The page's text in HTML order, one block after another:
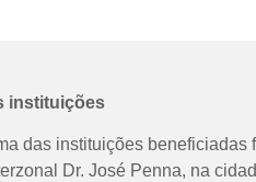
instituições
das instituições beneficiadas
Dr. José Penna, na